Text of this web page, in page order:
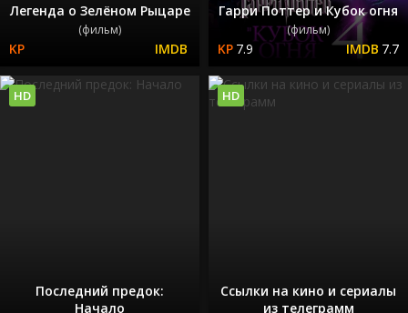
Легенда о Зелёном Рыцаре
(фильм)
Гарри Поттер и Кубок огня
(фильм)
7.9 7.7
Последний предок:
Начало
HD
Ссылки на кино и сериалы
из телеграмм
HD